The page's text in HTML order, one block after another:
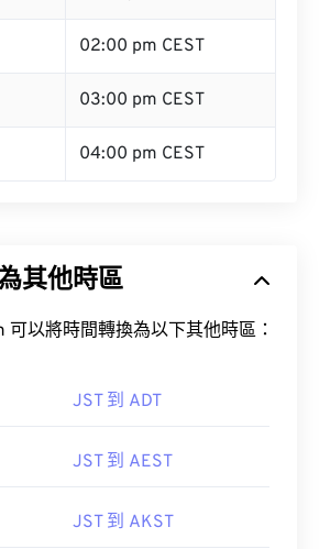
02:00 pm CEST
03:00 pm CEST
04:00 pm CEST
其他時區
可以將時間轉換為以下其他時區：
JST 到 ADT
JST 到 AEST
JST 到 AKST